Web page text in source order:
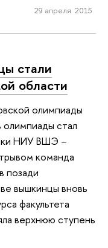
29 апреля 2015
стали
области
олимпиады
стал
НИУ ВШЭ –
команда
позади
вышкинцы вновь
факультета
верхнюю ступень